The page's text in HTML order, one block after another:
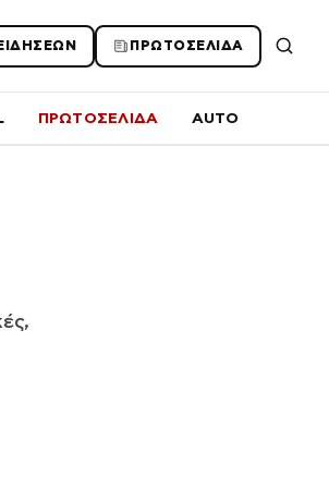
ΠΡΩΤΟΣΕΛΙΔΑ
ΠΡΩΤΟΣΕΛΙΔΑ AUTO